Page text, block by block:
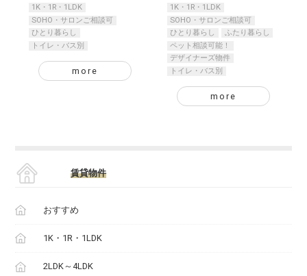
1K・1R・1LDK
SOHO・サロンご相談可
ひとり暮らし
トイレ・バス別
more
1K・1R・1LDK
SOHO・サロンご相談可
ひとり暮らし
ふたり暮らし
ペット相談可能！
デザイナーズ物件
トイレ・バス別
more
賃貸物件
おすすめ
1K・1R・1LDK
2LDK～4LDK